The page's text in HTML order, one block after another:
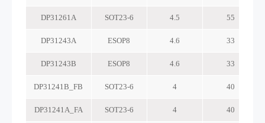
DP31261A SOT23-6 4.5 55
DP31243A ESOP8 4.6 33
DP31243B ESOP8 4.6 33
DP31241B_FB SOT23-6 4 40
DP31241A_FA SOT23-6 4 40